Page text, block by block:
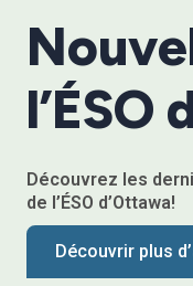
l’ÉSO
Découvrez les
de l’ÉSO d’Ottawa!
Découvrir plus